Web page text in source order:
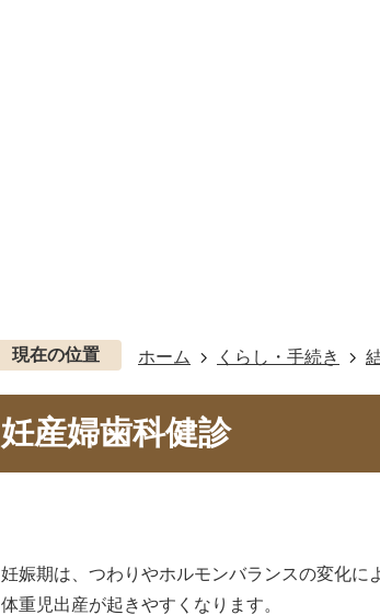
現在の位置 ホーム くらし・手続き
妊産婦歯科健診
妊娠期は、つわりやホルモンバランスの変化
体重児出産が起きやすくなります。